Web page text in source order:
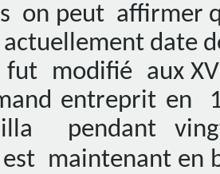
on peut affirmer
actuellement date
fut modifié aux
entreprit en
pendant
maintenant en